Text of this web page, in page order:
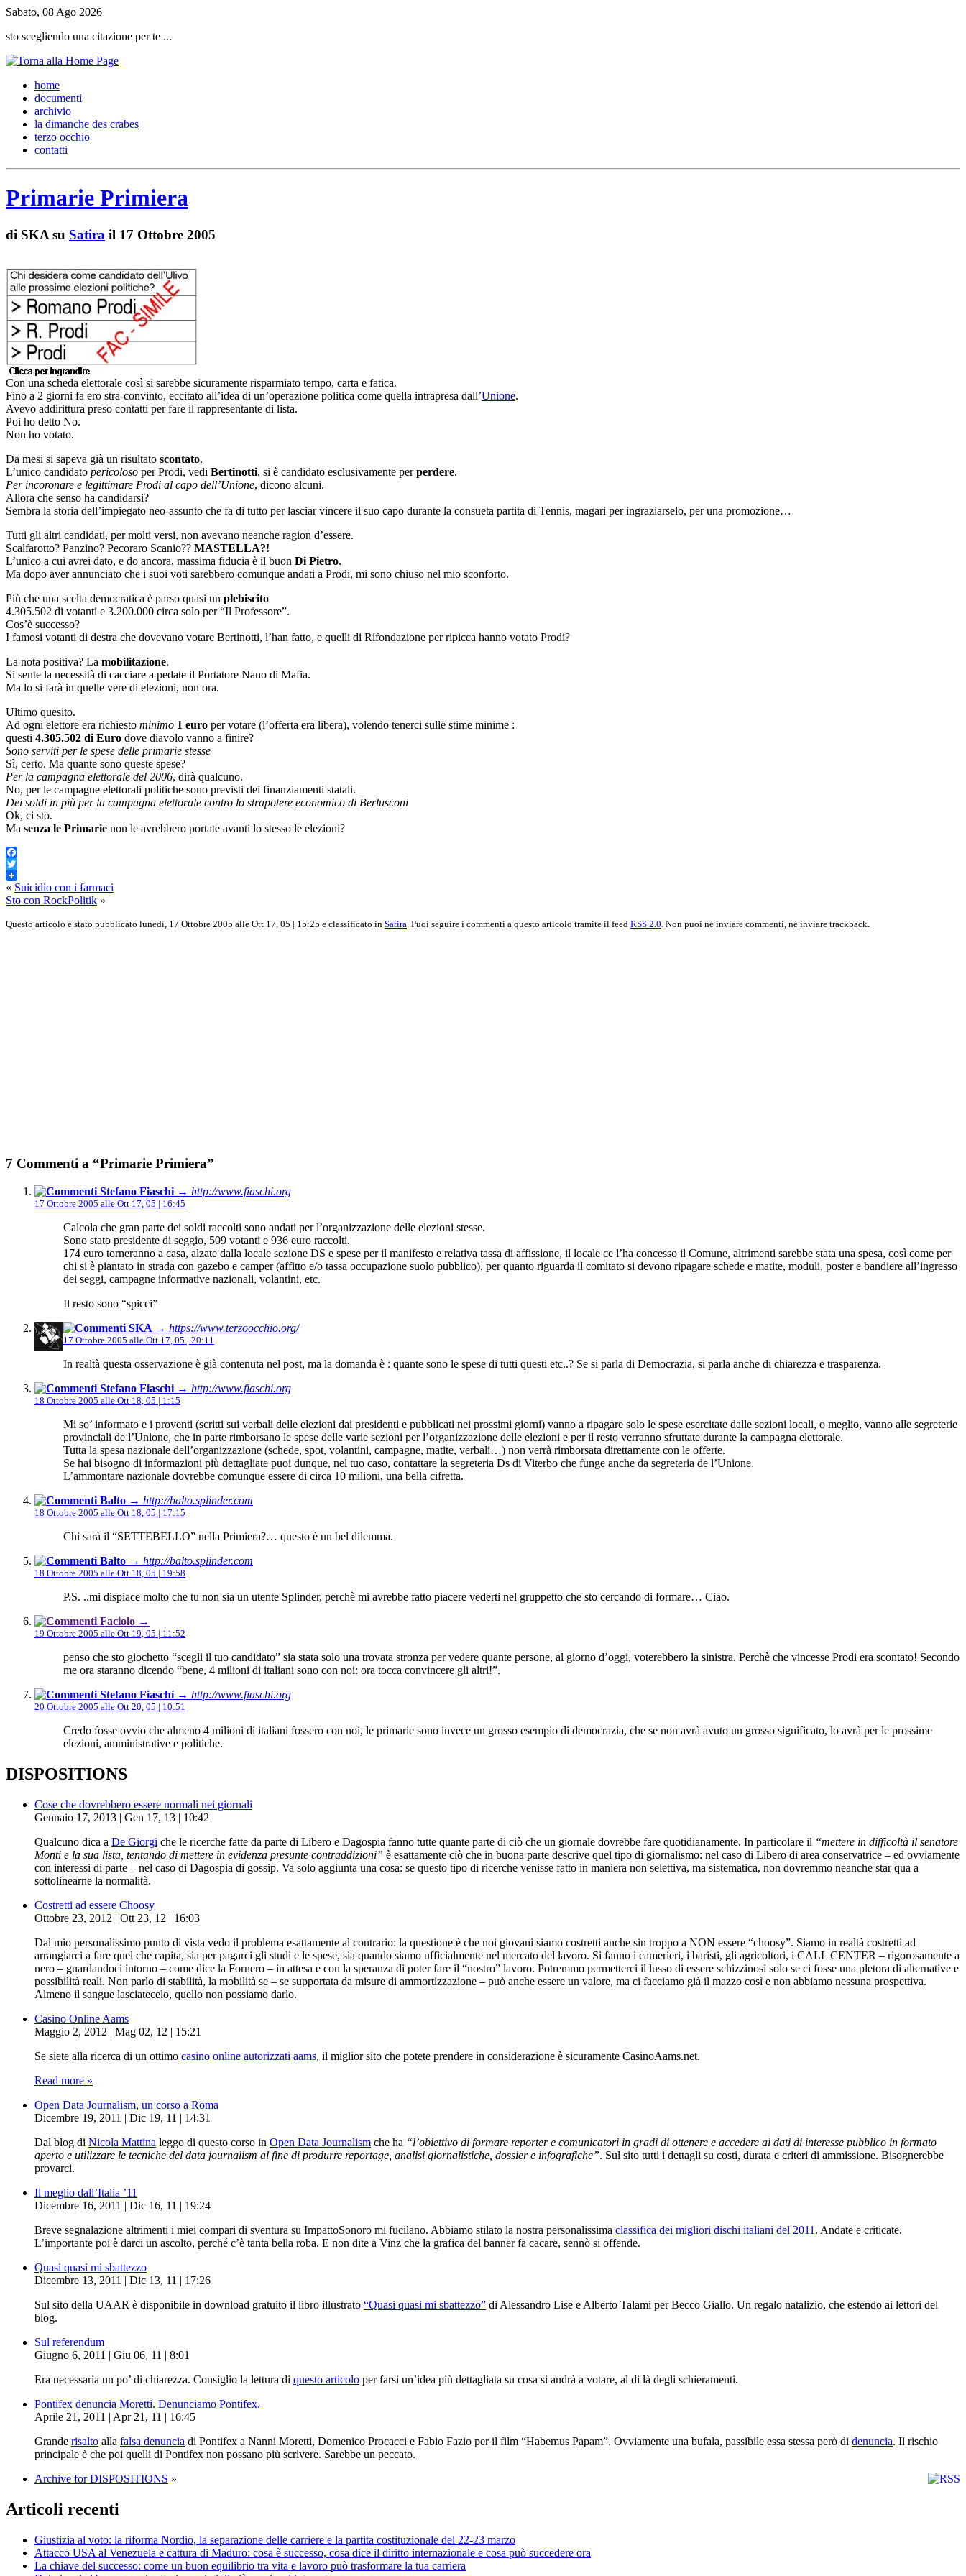
Sabato, 08 Ago 2026
sto scegliendo una citazione per te ...
home
documenti
archivio
la dimanche des crabes
terzo occhio
contatti
Primarie Primiera
di SKA su Satira il 17 Ottobre 2005
Con una scheda elettorale così si sarebbe sicuramente risparmiato tempo, carta e fatica.
Fino a 2 giorni fa ero stra-convinto, eccitato all’idea di un’operazione politica come quella intrapresa dall’Unione.
Avevo addirittura preso contatti per fare il rappresentante di lista.
Poi ho detto No.
Non ho votato.
Da mesi si sapeva già un risultato scontato.
L’unico candidato pericoloso per Prodi, vedi Bertinotti, si è candidato esclusivamente perperdere.
Per incoronare e legittimare Prodi al capo dell’Unione, dicono alcuni.
Allora che senso ha candidarsi?
Sembra la storia dell’impiegato neo-assunto che fa di tutto per lasciar vincere il suo capo durante la consueta partita di Tennis, magari per ingraziarselo, per una promozione…
Tutti gli altri candidati, per molti versi, non avevano neanche ragion d’essere.
Scalfarotto? Panzino? Pecoraro Scanio?? MASTELLA?!
L’unico a cui avrei dato, e do ancora, massima fiducia è il buon Di Pietro.
Ma dopo aver annunciato che i suoi voti sarebbero comunque andati a Prodi, mi sono chiuso nel mio sconforto.
Più che una scelta democratica è parso quasi un plebiscito
4.305.502 di votanti e 3.200.000 circa solo per “Il Professore”.
Cos’è successo?
I famosi votanti di destra che dovevano votare Bertinotti, l’han fatto, e quelli di Rifondazione per ripicca hanno votato Prodi?
La nota positiva? La mobilitazione.
Si sente la necessità di cacciare a pedate il Portatore Nano di Mafia.
Ma lo si farà in quelle vere di elezioni, non ora.
Ultimo quesito.
Ad ogni elettore era richiesto minimo 1 euro per votare (l’offerta era libera), volendo tenerci sulle stime minime :
questi 4.305.502 di Euro dove diavolo vanno a finire?
Sono serviti per le spese delle primarie stesse
Sì, certo. Ma quante sono queste spese?
Per la campagna elettorale del 2006, dirà qualcuno.
No, per le campagne elettorali politiche sono previsti dei finanziamenti statali.
Dei soldi in più per la campagna elettorale contro lo strapotere economico di Berlusconi
Ok, ci sto.
Ma senza le Primarie non le avrebbero portate avanti lo stesso le elezioni?
Facebook
Twitter
« Suicidio con i farmaci
Sto con RockPolitik »
Questo articolo è stato pubblicato lunedì, 17 Ottobre 2005 alle Ott 17, 05 | 15:25 e classificato in Satira . Puoi seguire i commenti a questo articolo tramite il feed RSS 2.0 . Non puoi né inviare commenti, né inviare trackback.
7 Commenti a “Primarie Primiera”
Stefano Fiaschi → http://www.fiaschi.org
17 Ottobre 2005 alle Ott 17, 05 | 16:45
Calcola che gran parte dei soldi raccolti sono andati per l’organizzazione delle elezioni stesse.
Sono stato presidente di seggio, 509 votanti e 936 euro raccolti.
174 euro torneranno a casa, alzate dalla locale sezione DS e spese per il manifesto e relativa tassa di affissione, il locale ce l’ha concesso il Comune, altrimenti sarebbe stata una spesa, così come per
chi si è piantato in strada con gazebo e camper (affitto e/o tassa occupazione suolo pubblico), per quanto riguarda il comitato si devono ripagare schede e matite, moduli, poster e bandiere all’ingresso
dei seggi, campagne informative nazionali, volantini, etc.
Il resto sono “spicci”
SKA → https://www.terzoocchio.org/
17 Ottobre 2005 alle Ott 17, 05 | 20:11
In realtà questa osservazione è già contenuta nel post, ma la domanda è : quante sono le spese di tutti questi etc..? Se si parla di Democrazia, si parla anche di chiarezza e trasparenza.
Stefano Fiaschi → http://www.fiaschi.org
18 Ottobre 2005 alle Ott 18, 05 | 1:15
Mi so’ informato e i proventi (scritti sui verbali delle elezioni dai presidenti e pubblicati nei prossimi giorni) vanno a ripagare solo le spese esercitate dalle sezioni locali, o meglio, vanno alle segreterie
provinciali de l’Unione, che in parte rimborsano le spese delle varie sezioni per l’organizzazione delle elezioni e per il resto verranno sfruttate durante la campagna elettorale.
Tutta la spesa nazionale dell’organizzazione (schede, spot, volantini, campagne, matite, verbali…) non verrà rimborsata direttamente con le offerte.
Se hai bisogno di informazioni più dettagliate puoi dunque, nel tuo caso, contattare la segreteria Ds di Viterbo che funge anche da segreteria de l’Unione.
L’ammontare nazionale dovrebbe comunque essere di circa 10 milioni, una bella cifretta.
Balto → http://balto.splinder.com
18 Ottobre 2005 alle Ott 18, 05 | 17:15
Chi sarà il “SETTEBELLO” nella Primiera?… questo è un bel dilemma.
Balto → http://balto.splinder.com
18 Ottobre 2005 alle Ott 18, 05 | 19:58
P.S. ..mi dispiace molto che tu non sia un utente Splinder, perchè mi avrebbe fatto piacere vederti nel gruppetto che sto cercando di formare… Ciao.
Faciolo →
19 Ottobre 2005 alle Ott 19, 05 | 11:52
penso che sto giochetto “scegli il tuo candidato” sia stata solo una trovata stronza per vedere quante persone, al giorno d’oggi, voterebbero la sinistra. Perchè che vincesse Prodi era scontato! Secondo
me ora staranno dicendo “bene, 4 milioni di italiani sono con noi: ora tocca convincere gli altri!”.
Stefano Fiaschi → http://www.fiaschi.org
20 Ottobre 2005 alle Ott 20, 05 | 10:51
Credo fosse ovvio che almeno 4 milioni di italiani fossero con noi, le primarie sono invece un grosso esempio di democrazia, che se non avrà avuto un grosso significato, lo avrà per le prossime
elezioni, amministrative e politiche.
DISPOSITIONS
Cose che dovrebbero essere normali nei giornali
Gennaio 17, 2013 | Gen 17, 13 | 10:42
Qualcuno dica a De Giorgi che le ricerche fatte da parte di Libero e Dagospia fanno tutte quante parte di ciò che un giornale dovrebbe fare quotidianamente. In particolare il “mettere in difficoltà il senatore
Monti e la sua lista, tentando di mettere in evidenza presunte contraddizioni” è esattamente ciò che in buona parte descrive quel tipo di giornalismo: nel caso di Libero di area conservatrice – ed ovviamente
con interessi di parte – nel caso di Dagospia di gossip. Va solo aggiunta una cosa: se questo tipo di ricerche venisse fatto in maniera non selettiva, ma sistematica, non dovremmo neanche star qua a
sottolinearne la normalità.
Costretti ad essere Choosy
Ottobre 23, 2012 | Ott 23, 12 | 16:03
Dal mio personalissimo punto di vista vedo il problema esattamente al contrario: la questione è che noi giovani siamo costretti anche sin troppo a NON essere “choosy”. Siamo in realtà costretti ad
arrangiarci a fare quel che capita, sia per pagarci gli studi e le spese, sia quando siamo ufficialmente nel mercato del lavoro. Si fanno i camerieri, i baristi, gli agricoltori, i CALL CENTER – rigorosamente a
nero – guardandoci intorno – come dice la Fornero – in attesa e con la speranza di poter fare il “nostro” lavoro. Potremmo permetterci il lusso di essere schizzinosi solo se ci fosse una pletora di alternative e
possibilità reali. Non parlo di stabilità, la mobilità se – se supportata da misure di ammortizzazione – può anche essere un valore, ma ci facciamo già il mazzo così e non abbiamo nessuna prospettiva.
Almeno il sangue lasciatecelo, quello non possiamo darlo.
Casino Online Aams
Maggio 2, 2012 | Mag 02, 12 | 15:21
Se siete alla ricerca di un ottimo casino online autorizzati aams, il miglior sito che potete prendere in considerazione è sicuramente CasinoAams.net.
Read more »
Open Data Journalism, un corso a Roma
Dicembre 19, 2011 | Dic 19, 11 | 14:31
Dal blog di Nicola Mattina leggo di questo corso in Open Data Journalism che ha “l’obiettivo di formare reporter e comunicatori in gradi di ottenere e accedere ai dati di interesse pubblico in formato
aperto e utilizzare le tecniche del data journalism al fine di produrre reportage, analisi giornalistiche, dossier e infografiche”. Sul sito tutti i dettagli su costi, durata e criteri di ammissione. Bisognerebbe
provarci.
Il meglio dall’Italia ’11
Dicembre 16, 2011 | Dic 16, 11 | 19:24
Breve segnalazione altrimenti i miei compari di sventura su ImpattoSonoro mi fucilano. Abbiamo stilato la nostra personalissima classifica dei migliori dischi italiani del 2011 . Andate e criticate.
L’importante poi è darci un ascolto, perché c’è tanta bella roba. E non dite a Vinz che la grafica del banner fa cacare, sennò si offende.
Quasi quasi mi sbattezzo
Dicembre 13, 2011 | Dic 13, 11 | 17:26
Sul sito della UAAR è disponibile in download gratuito il libro illustrato “Quasi quasi mi sbattezzo” di Alessandro Lise e Alberto Talami per Becco Giallo. Un regalo natalizio, che estendo ai lettori del
blog.
Sul referendum
Giugno 6, 2011 | Giu 06, 11 | 8:01
Era necessaria un po’ di chiarezza. Consiglio la lettura di questo articolo per farsi un’idea più dettagliata su cosa si andrà a votare, al di là degli schieramenti.
Pontifex denuncia Moretti. Denunciamo Pontifex.
Aprile 21, 2011 | Apr 21, 11 | 16:45
Grande risalto alla falsa denuncia di Pontifex a Nanni Moretti, Domenico Procacci e Fabio Fazio per il film “Habemus Papam”. Ovviamente una bufala, passibile essa stessa però di denuncia. Il rischio
principale è che poi quelli di Pontifex non possano più scrivere. Sarebbe un peccato.
Archive for DISPOSITIONS »
Articoli recenti
Giustizia al voto: la riforma Nordio, la separazione delle carriere e la partita costituzionale del 22-23 marzo
Attacco USA al Venezuela e cattura di Maduro: cosa è successo, cosa dice il diritto internazionale e cosa può succedere ora
La chiave del successo: come un buon equilibrio tra vita e lavoro può trasformare la tua carriera